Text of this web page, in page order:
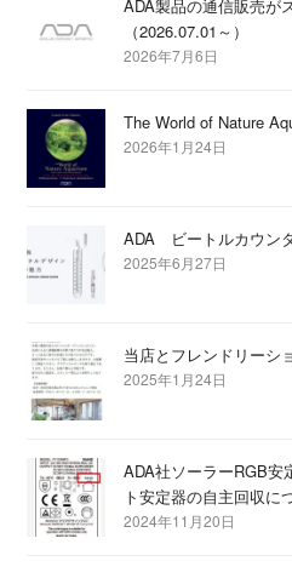
ADA製品の通信販売が
（2026.07.01～）
2026年7月6日
The World of Nature
2026年1月24日
ADA ビートルカウン
2025年6月27日
当店とフレンドリーシ
2025年1月24日
ADA社ソーラーRGB安
ト安定器の自主回収に
2024年11月20日